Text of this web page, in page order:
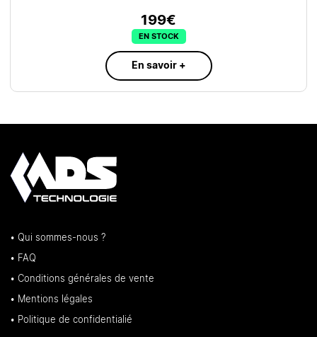
199€
EN STOCK
En savoir +
• Qui sommes-nous ?
• FAQ
• Conditions générales de vente
• Mentions légales
• Politique de confidentialié